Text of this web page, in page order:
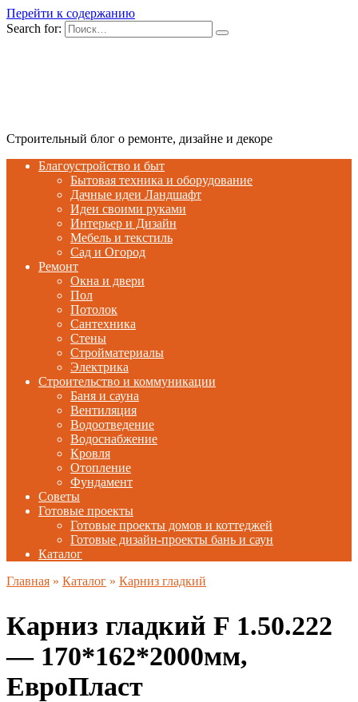
Перейти к содержанию
Search for:
Строительный блог о ремонте, дизайне и декоре
Благоустройство и быт
Бытовая техника и оборудование
Дачные идеи Ландшафт
Идеи своими руками
Интерьер и Дизайн
Мебель и текстиль
Сад и Огород
Ремонт
Окна и двери
Пол
Потолок
Сантехника
Стены
Стройматериалы
Электрика
Строительство и коммуникации
Баня и сауна
Вентиляция
Водоотведение
Водоснабжение
Кровля
Отопление
Фундамент
Советы
Готовые проекты
Готовые проекты домов и коттеджей
Готовые дизайн-проекты бань и саун
Каталог
Главная » Каталог » Карниз гладкий
Карниз гладкий F 1.50.222
— 170*162*2000мм,
ЕвроПласт